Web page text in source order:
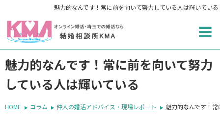
魅力的なんです！常に前を向いて努力している人は輝いている
魅力的なんです！常に前を向いて努力
している人は輝いている
HOME コラム 仲人の婚活アドバイス・現場レポート 魅力的なんです！